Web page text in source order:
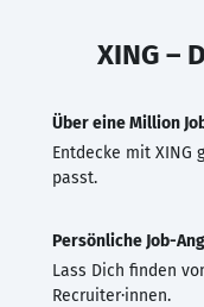
XING –
Über eine Million
Entdecke mit XING
passt.
Persönliche Job-
Lass Dich finden
Recruiter·innen.